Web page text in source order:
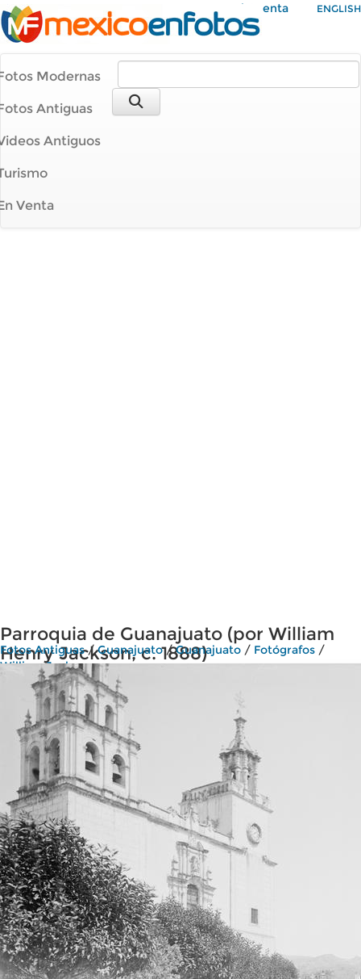
Mi Cuenta ENGLISH
Modernas
Antiguas
Antiguos
Venta
Parroquia de Guanajuato (por William
Henry Jackson, c. 1888)
Fotos Antiguas/Guanajuato/Guanajuato / Fotógrafos /
William Jackson